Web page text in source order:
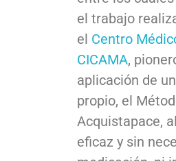
el trabajo
el Centro
CICAMA,
aplicación de
propio, el
Acquistapace,
eficaz y sin